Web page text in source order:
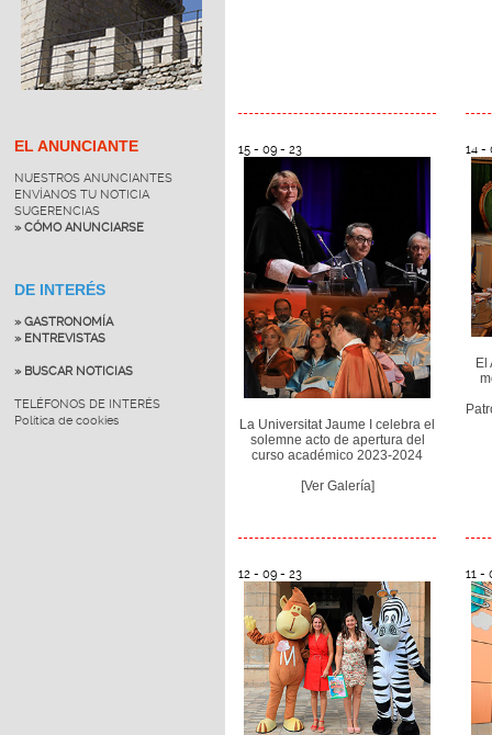
EL ANUNCIANTE
NUESTROS ANUNCIANTES
ENVÍANOS TU NOTICIA
SUGERENCIAS
» CÓMO ANUNCIARSE
DE INTERÉS
» GASTRONOMÍA
» ENTREVISTAS
» BUSCAR NOTICIAS
TELÉFONOS DE INTERÉS
Política de cookies
15 - 09 - 23
La Universitat Jaume I celebra el
solemne acto de apertura del
curso académico 2023-2024
[Ver Galería]
14 -
El
12 - 09 - 23 11 -